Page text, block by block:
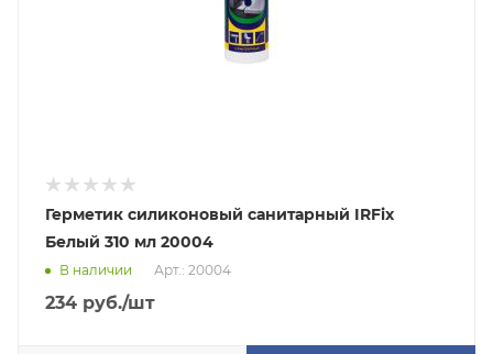
Герметик силиконовый санитарный IRFix
Белый 310 мл 20004
В наличии Арт.: 20004
234 руб./шт